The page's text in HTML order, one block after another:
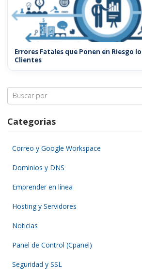
Errores Fatales que Ponen en Riesgo
Clientes
Search
for:
Categorias
Correo y Google Workspace
Dominios y DNS
Emprender en línea
Hosting y Servidores
Noticias
Panel de Control (Cpanel)
Seguridad y SSL